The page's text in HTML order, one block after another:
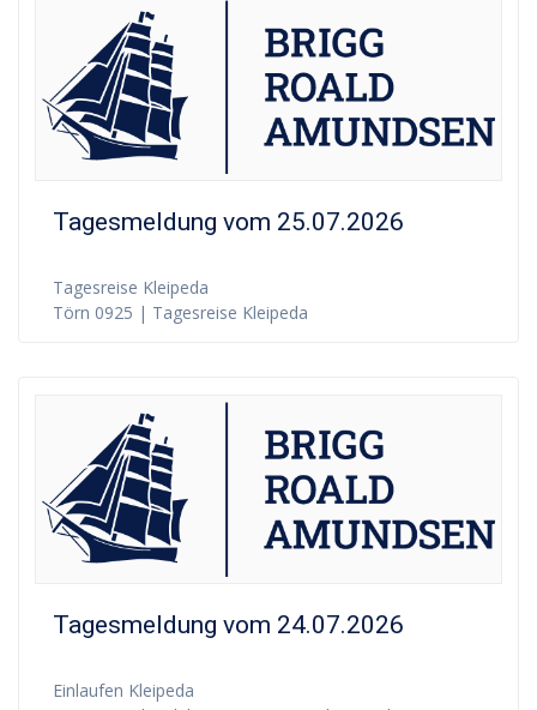
Tagesmeldung vom 25.07.2026
Tagesreise Kleipeda
Törn 0925 | Tagesreise Kleipeda
Tagesmeldung vom 24.07.2026
Einlaufen Kleipeda